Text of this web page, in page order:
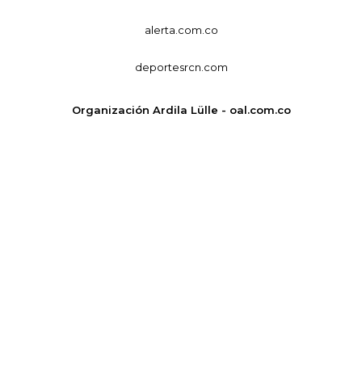
alerta.com.co
deportesrcn.com
Organización Ardila Lülle - oal.com.co